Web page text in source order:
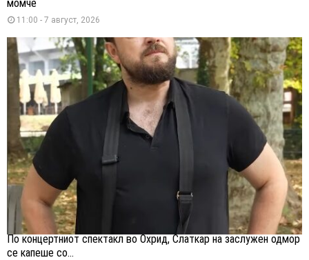
момче
11:00 - 7 август, 2026
По концертниот спектакл во Охрид, Слаткар на заслужен одмор
се капеше со...